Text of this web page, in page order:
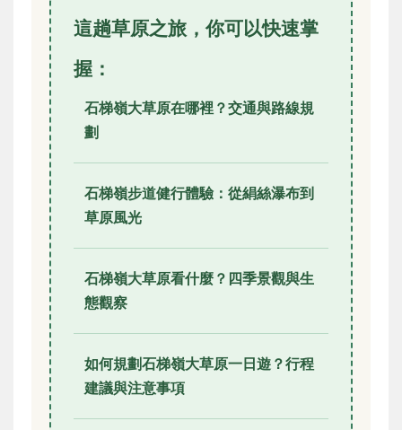
這趟草原之旅，你可以快速掌
握：
石梯嶺大草原在哪裡？交通與路線規
劃
石梯嶺步道健行體驗：從絹絲瀑布到
草原風光
石梯嶺大草原看什麼？四季景觀與生
態觀察
如何規劃石梯嶺大草原一日遊？行程
建議與注意事項